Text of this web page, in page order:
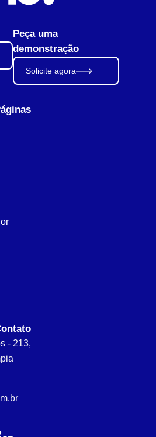
Peça uma
demonstração
Solicite agora
- 213,